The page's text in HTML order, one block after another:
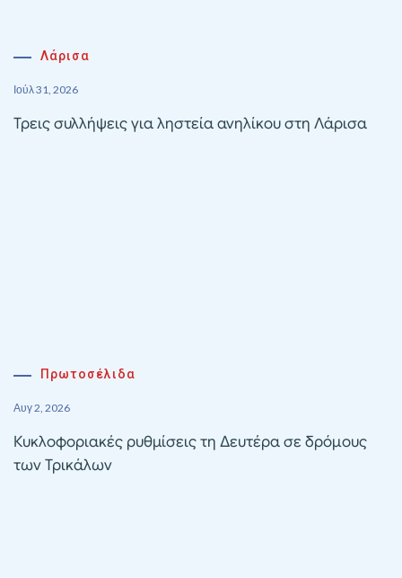
Λάρισα
Ιούλ 31, 2026
Τρεις συλλήψεις για ληστεία ανηλίκου στη Λάρισα
Πρωτοσέλιδα
Αυγ 2, 2026
Κυκλοφοριακές ρυθμίσεις τη Δευτέρα σε δρόμους
των Τρικάλων